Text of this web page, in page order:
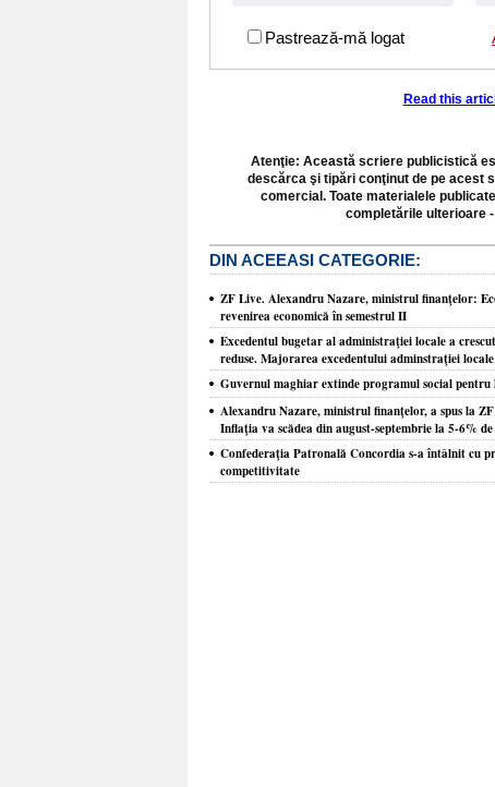
Pastrează-mă logat
Read this
Atenţie: Această scriere publicistică
descărca şi tipări conţinut de pe acest
comercial. Toate materialele
completările ulterioare
DIN ACEEASI CATEGORIE:
ZF Live. Alexandru Nazare, ministrul finanţelor:
revenirea economică în semestrul II
Excedentul bugetar al administraţiei locale a
reduse. Majorarea excedentului adminstraţiei
Guvernul maghiar extinde programul social pentru
Alexandru Nazare, ministrul finanţelor, a spus la
Inflaţia va scădea din august-septembrie la 5-6%
Confederaţia Patronală Concordia s-a întâlnit cu
competitivitate